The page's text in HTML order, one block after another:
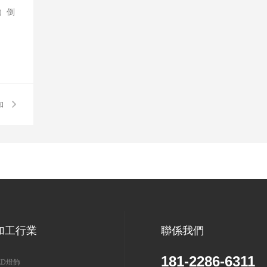
倒
工行業
燈飾
聯係我們
181-2286-6311